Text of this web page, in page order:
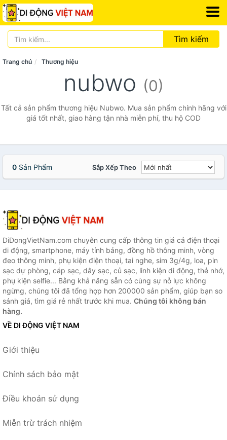
Tìm kiếm
Trang chủ Thương hiệu
nubwo (0)
Tất cả sản phẩm thương hiệu Nubwo. Mua sản phẩm chính hãng với
giá tốt nhất, giao hàng tận nhà miễn phí, thu hộ COD
0 Sản Phẩm Sắp Xếp Theo
DiDongVietNam.com chuyên cung cấp thông tin giá cả điện thoại
di động, smartphone, máy tính bảng, đồng hồ thông minh, vòng
đeo thông minh, phụ kiện điện thoại, tai nghe, sim 3g/4g, loa, pin
sạc dự phòng, cáp sạc, dây sạc, củ sạc, linh kiện di động, thẻ nhớ,
phụ kiện selfie... Bằng khả năng sẵn có cùng sự nỗ lực không
ngừng, chúng tôi đã tổng hợp hơn 200000 sản phẩm, giúp bạn so
sánh giá, tìm giá rẻ nhất trước khi mua. Chúng tôi không bán
hàng.
VỀ DI ĐỘNG VIỆT NAM
Giới thiệu
Chính sách bảo mật
Điều khoản sử dụng
Miễn trừ trách nhiệm